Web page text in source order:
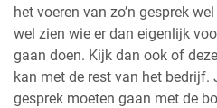
het voeren van zo’n gesprek
wel zien wie er dan eigenlijk
gaan doen. Kijk dan ook of
kan met de rest van het bedrijf.
gesprek moeten gaan met de